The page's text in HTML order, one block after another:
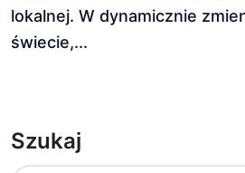
lokalnej. W dynamicznie
świecie,...
Szukaj